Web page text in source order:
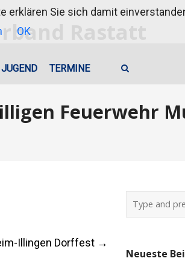
JUGEND TERMINE
Feuerwehr
Illingen Dorffest →
Neueste
Sie sich damit
OK